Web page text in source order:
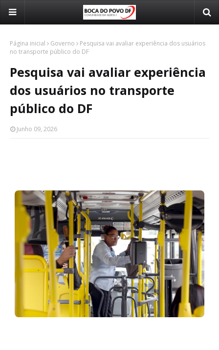
Página inicial Governo
Pesquisa vai avaliar experiência dos usuários
no transporte público do DF
Pesquisa vai avaliar experiência
dos usuários no transporte
público do DF
Junho 09, 2026